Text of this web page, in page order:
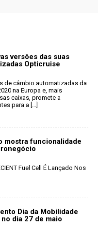
versões das suas
Opticruise
de câmbio automatizadas da
na Europa e, mais
caixas, promete a
para a […]
mostra funcionalidade
Fuel Cell É Lançado Nos
Dia da Mobilidade
dia 27 de maio